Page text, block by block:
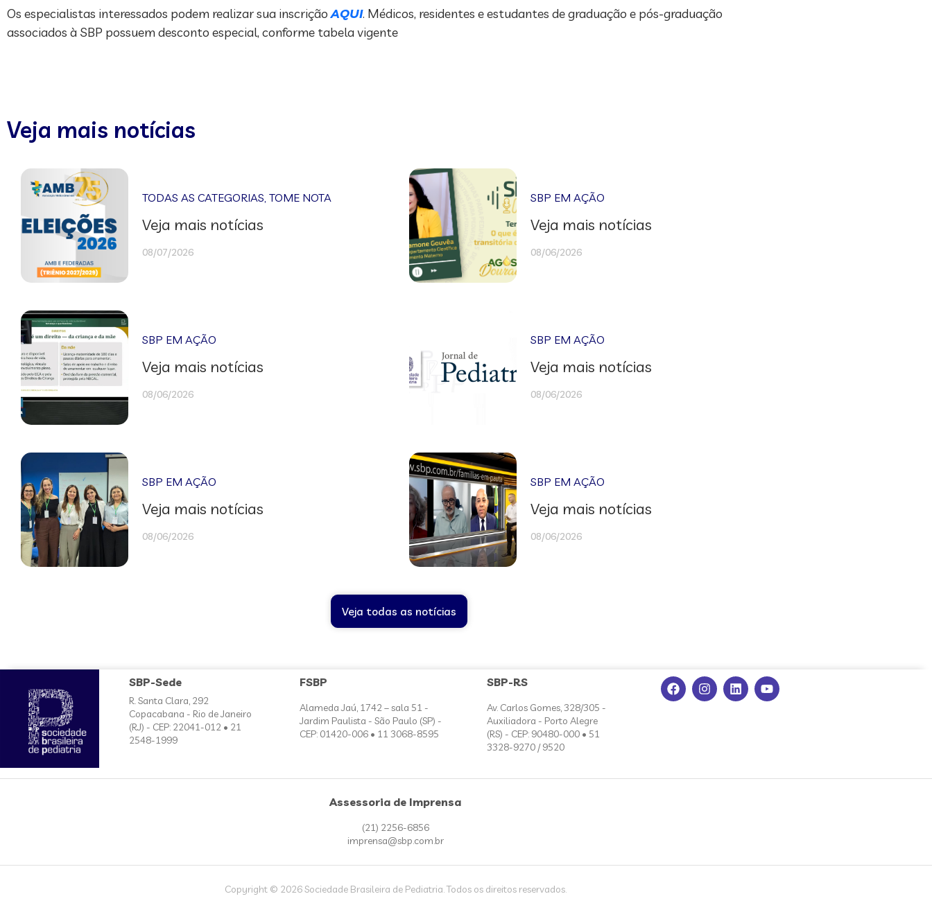
Os especialistas interessados podem realizar sua inscriçãoAQUI. Médicos, residentes e estudantes de graduação e pós-graduação
associados à SBP possuem desconto especial, conforme tabela vigente
Veja mais notícias
TODAS AS CATEGORIAS ,TOME NOTA
Veja mais notícias
08/07/2026
SBP EM AÇÃO
Veja mais notícias
08/06/2026
SBP EM AÇÃO
Veja mais notícias
08/06/2026
SBP EM AÇÃO
Veja mais notícias
08/06/2026
SBP EM AÇÃO
Veja mais notícias
08/06/2026
SBP EM AÇÃO
Veja mais notícias
08/06/2026
Veja todas as notícias
SBP-Sede
R. Santa Clara, 292
Copacabana - Rio de Janeiro
(RJ) - CEP: 22041-012 • 21
2548-1999
FSBP
Alameda Jaú, 1742 – sala 51 -
Jardim Paulista - São Paulo (SP) -
CEP: 01420-006 • 11 3068-8595
SBP-RS
Av. Carlos Gomes, 328/305 -
Auxiliadora - Porto Alegre
(RS) - CEP: 90480-000 • 51
3328-9270 / 9520
Assessoria de Imprensa
(21) 2256-6856
imprensa@sbp.com.br
Copyright © 2026 Sociedade Brasileira de Pediatria. Todos os direitos reservados.